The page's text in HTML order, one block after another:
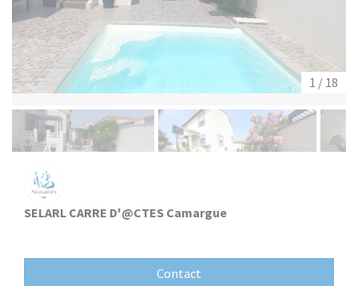
1 / 18
SELARL CARRE D'@CTES Camargue
Contact